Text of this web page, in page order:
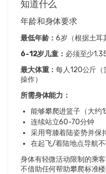
知道什么
年龄和身体要求
最低年龄：6岁（根据土耳
6-12岁儿童： 必须至少
最大体重：每人120公斤（
操作）
所需身体能力：
能够攀爬进篮子（大约
连续站立60-70分钟
采用弯膝着陆姿势并保
在起飞/着陆地点导航
身体有轻微活动限制的乘
不借助任何帮助攀爬标准